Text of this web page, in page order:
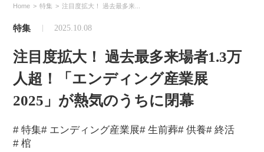
Home 特集 注目度拡大！ 過去最多来...
特集 2025.10.08
注目度拡大！ 過去最多来場者1.3万
人超！「エンディング産業展
2025」が熱気のうちに閉幕
# 特集# エンディング産業展# 生前葬# 供養# 終活
# 棺